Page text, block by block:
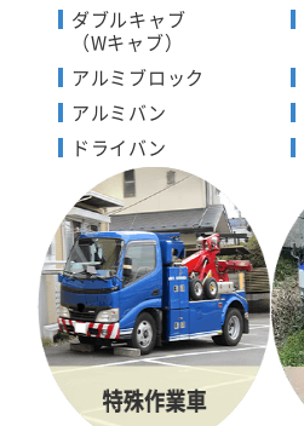
ダブルキャブ
（Wキャブ）
アルミブロック
アルミバン
ドライバン